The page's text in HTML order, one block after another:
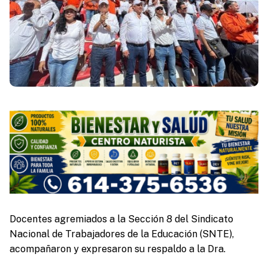
Docentes agremiados a la Sección 8 del Sindicato
Nacional de Trabajadores de la Educación (SNTE),
acompañaron y expresaron su respaldo a la Dra.